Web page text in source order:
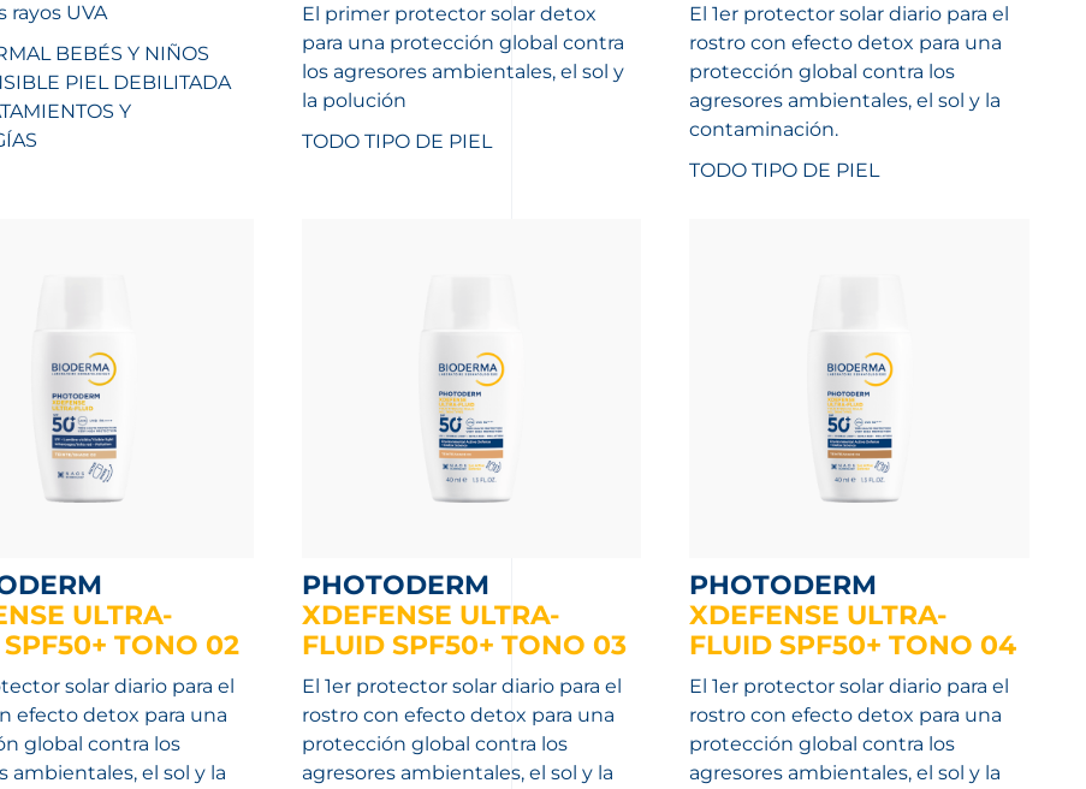
rayos UVA
BEBÉS Y NIÑOS
PIEL DEBILITADA
Y
El primer protector solar detox
para una protección global contra
los agresores ambientales, el sol y
la polución
TODO TIPO DE PIEL
El 1er protector solar diario para el
rostro con efecto detox para una
protección global contra los
agresores ambientales, el sol y la
contaminación.
TODO TIPO DE PIEL
ULTRA-
TONO 02
solar diario para el
efecto detox para una
global contra los
ambientales, el sol y la
PHOTODERM
XDEFENSE ULTRA-
FLUID SPF50+ TONO 03
El 1er protector solar diario para el
rostro con efecto detox para una
protección global contra los
agresores ambientales, el sol y la
PHOTODERM
XDEFENSE ULTRA-
FLUID SPF50+ TONO 04
El 1er protector solar diario para el
rostro con efecto detox para una
protección global contra los
agresores ambientales, el sol y la